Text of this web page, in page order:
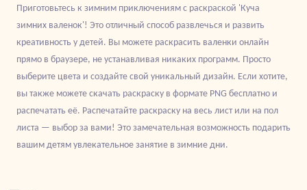
Приготовьтесь к зимним приключениям с раскраской 'Куча
зимних валенок'! Это отличный способ развлечься и развить
креативность у детей. Вы можете раскрасить валенки онлайн
прямо в браузере, не устанавливая никаких программ. Просто
выберите цвета и создайте свой уникальный дизайн. Если хотите,
вы также можете скачать раскраску в формате PNG бесплатно и
распечатать её. Распечатайте раскраску на весь лист или на пол
листа — выбор за вами! Это замечательная возможность подарить
вашим детям увлекательное занятие в зимние дни.